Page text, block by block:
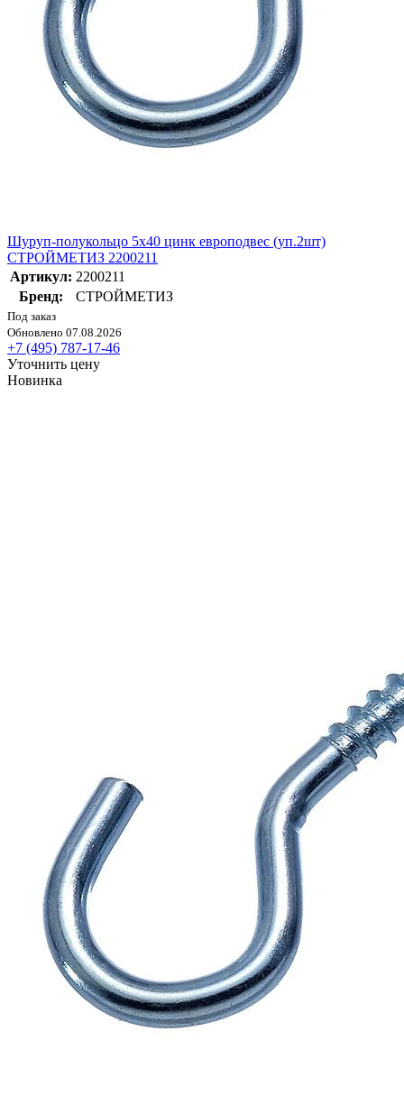
Шуруп-полукольцо 5х40 цинк европодвес (уп.2шт)
СТРОЙМЕТИЗ 2200211
Артикул: 2200211
Бренд:
СТРОЙМЕТИЗ
Под заказ
Обновлено 07.08.2026
+7 (495) 787-17-46
Уточнить цену
Новинка